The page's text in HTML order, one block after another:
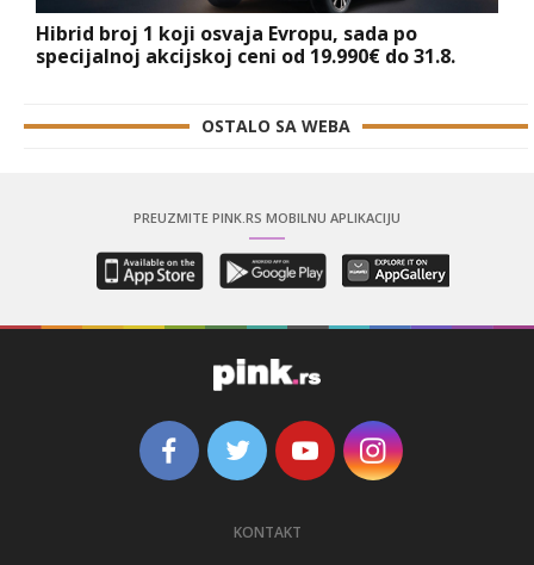
Hibrid broj 1 koji osvaja Evropu, sada po
specijalnoj akcijskoj ceni od 19.990€ do 31.8.
OSTALO SA WEBA
PREUZMITE PINK.RS MOBILNU APLIKACIJU
KONTAKT